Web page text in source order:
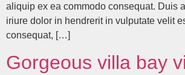
aliquip ex ea commodo consequat. Duis
iriure dolor in hendrerit in vulputate velit
consequat, […]
Gorgeous villa bay